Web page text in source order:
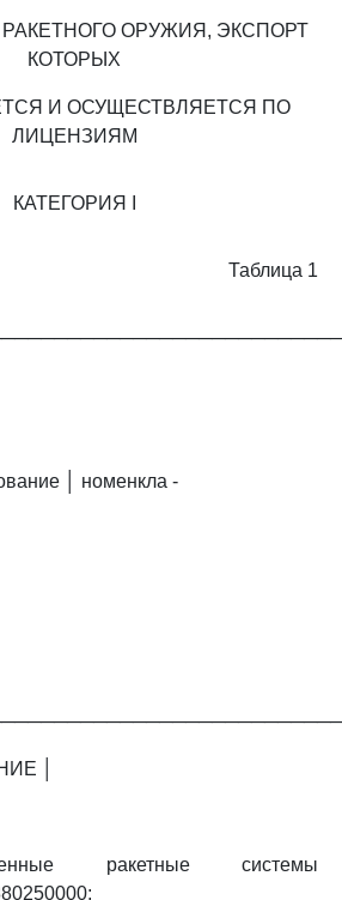
ОРУЖИЯ, ЭКСПОРТ
КОТОРЫХ
И ОСУЩЕСТВЛЯЕТСЯ ПО
ЛИЦЕНЗИЯМ
КАТЕГОРИЯ I
Таблица 1
│ номенкла -
│
ракетные системы